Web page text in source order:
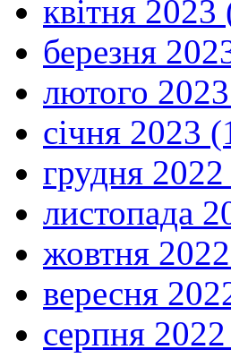
квітня 2023
березня
лютого
січня 2023
грудня
листопада
жовтня
вересня
серпня